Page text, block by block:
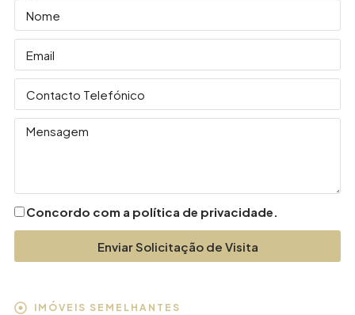
Concordo com a política de privacidade.
Enviar Solicitação de Visita
IMÓVEIS SEMELHANTES